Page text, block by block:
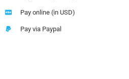
Pay online (in USD)
Pay via Paypal